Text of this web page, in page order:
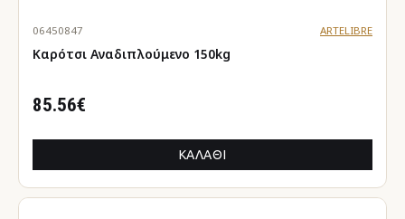
06450847 ARTELIBRE
Καρότσι Αναδιπλούμενο 150kg
85.56€
ΚΑΛΆΘΙ